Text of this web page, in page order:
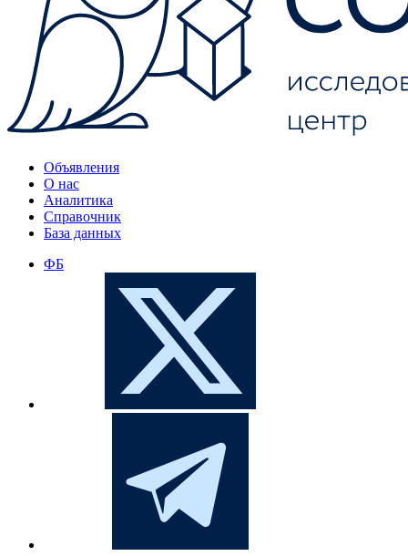
Объявления
О нас
Аналитика
Справочник
База данных
ФБ